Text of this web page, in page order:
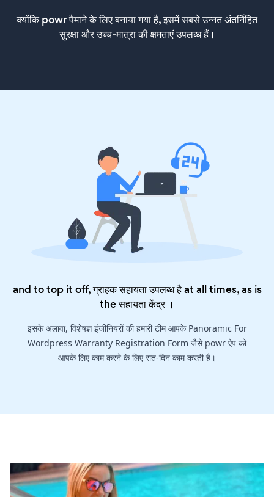
क्योंकि powr पैमाने के लिए बनाया गया है, इसमें सबसे उन्नत अंतर्निहित
सुरक्षा और उच्च-मात्रा की क्षमताएं उपलब्ध हैं।
and to top it off, ग्राहक सहायता उपलब्ध है at all times, as is
theसहायता केंद्र।
इसके अलावा, विशेषज्ञ इंजीनियरों की हमारी टीम आपके Panoramic For
Wordpress Warranty Registration Form जैसे powr ऐप को
आपके लिए काम करने के लिए रात-दिन काम करती है।